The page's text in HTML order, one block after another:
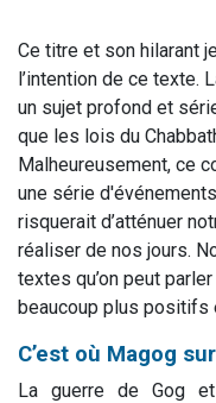
Ce titre et son hilarant
l’intention de ce texte.
un sujet profond et
que les lois du
Malheureusement, ce
une série
risquerait d’atténuer
réaliser de nos jours.
textes qu’on peut
beaucoup plus positifs
C’est où Magog
La guerre de Gog